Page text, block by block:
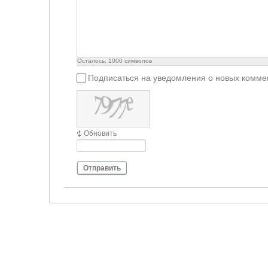
Осталось: 1000 символов
Подписаться на уведомления о новых
Обновить
Отправить